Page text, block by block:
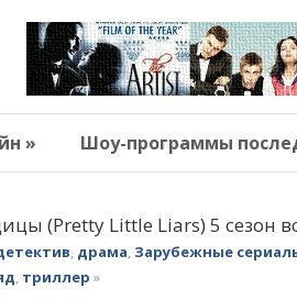
» Шоу-программы
(Pretty Little Liars) 5 сезон
, драма, Зарубежные
, триллер »